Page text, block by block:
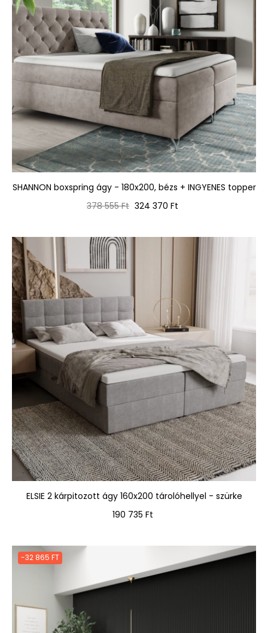
SHANNON boxspring ágy - 180x200, bézs + INGYENES topper
Normál
378 555 Ft Ár
324 370 Ft
ELSIE 2 kárpitozott ágy 160x200 tárolóhellyel - szürke
Ár
190 735 Ft
-32 865 FT